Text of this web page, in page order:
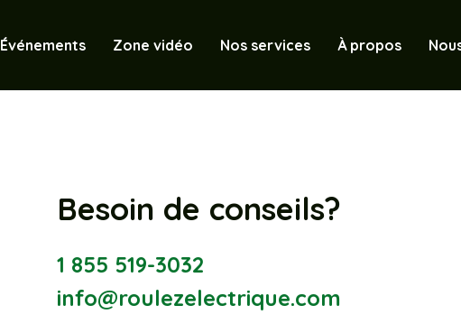
Événements Zone vidéo Nos services À propos
Besoin de conseils?
1 855 519-3032
info@roulezelectrique.com